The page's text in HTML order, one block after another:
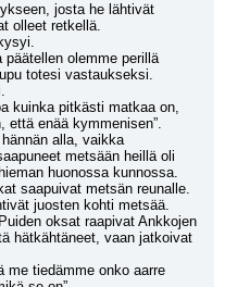
josta he lähtivät
olleet retkellä.
päätellen olemme perillä
totesi vastaukseksi.
kuinka pitkästi matkaa on,
että enää kymmenisen”.
alla, vaikka
metsään heillä oli
huonossa kunnossa.
saapuivat metsän reunalle.
juosten kohti metsää.
oksat raapivat Ankkojen
hätkähtäneet, vaan jatkoivat
me tiedämme onko aarre